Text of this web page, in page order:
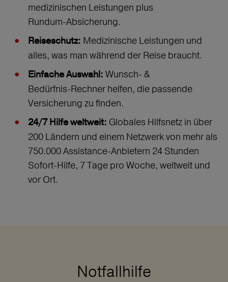
medizinischen Leistungen plus
Rundum‑Absicherung.
Reiseschutz: Medizinische Leistungen und
alles, was man während der Reise braucht.
Einfache Auswahl: Wunsch‑ &
Bedürfnis‑Rechner helfen, die passende
Versicherung zu finden.
24/7 Hilfe weltweit: Globales Hilfsnetz in über
200 Ländern und einem Netzwerk von mehr als
750.000 Assistance-Anbietern 24 Stunden
Sofort-Hilfe, 7 Tage pro Woche, weltweit und
vor Ort.
Notfallhilfe